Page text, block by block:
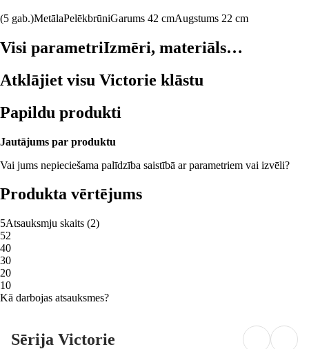
(5 gab.)MetālaPelēkbrūniGarums 42 cmAugstums 22 cm
Visi parametriIzmēri, materiāls…
Atklājiet visu Victorie klāstu
Papildu produkti
Jautājums par produktu
Vai jums nepieciešama palīdzība saistībā ar parametriem vai izvēli?
Produkta vērtējums
5Atsauksmju skaits (2)
52
40
30
20
10
Kā darbojas atsauksmes?
Sērija Victorie